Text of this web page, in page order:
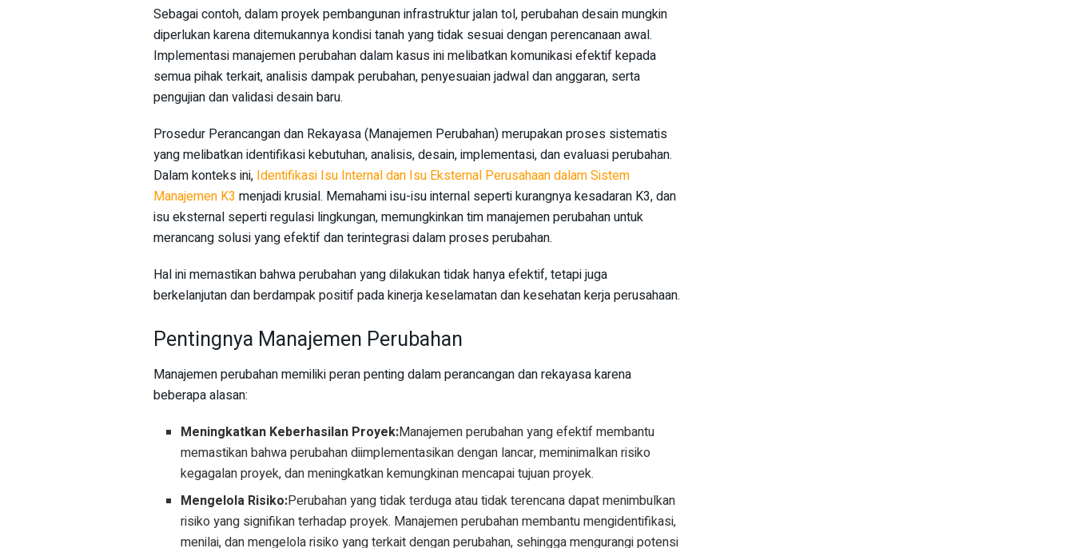
Sebagai contoh, dalam proyek pembangunan infrastruktur jalan tol, perubahan desain mungkin
diperlukan karena ditemukannya kondisi tanah yang tidak sesuai dengan perencanaan awal.
Implementasi manajemen perubahan dalam kasus ini melibatkan komunikasi efektif kepada
semua pihak terkait, analisis dampak perubahan, penyesuaian jadwal dan anggaran, serta
pengujian dan validasi desain baru.
Prosedur Perancangan dan Rekayasa (Manajemen Perubahan) merupakan proses sistematis
yang melibatkan identifikasi kebutuhan, analisis, desain, implementasi, dan evaluasi perubahan.
Dalam konteks ini, Identifikasi Isu Internal dan Isu Eksternal Perusahaan dalam Sistem
Manajemen K3 menjadi krusial. Memahami isu-isu internal seperti kurangnya kesadaran K3, dan
isu eksternal seperti regulasi lingkungan, memungkinkan tim manajemen perubahan untuk
merancang solusi yang efektif dan terintegrasi dalam proses perubahan.
Hal ini memastikan bahwa perubahan yang dilakukan tidak hanya efektif, tetapi juga
berkelanjutan dan berdampak positif pada kinerja keselamatan dan kesehatan kerja perusahaan.
Pentingnya Manajemen Perubahan
Manajemen perubahan memiliki peran penting dalam perancangan dan rekayasa karena
beberapa alasan:
Meningkatkan Keberhasilan Proyek:Manajemen perubahan yang efektif membantu
memastikan bahwa perubahan diimplementasikan dengan lancar, meminimalkan risiko
kegagalan proyek, dan meningkatkan kemungkinan mencapai tujuan proyek.
Mengelola Risiko:Perubahan yang tidak terduga atau tidak terencana dapat menimbulkan
risiko yang signifikan terhadap proyek. Manajemen perubahan membantu mengidentifikasi,
menilai, dan mengelola risiko yang terkait dengan perubahan, sehingga mengurangi potensi